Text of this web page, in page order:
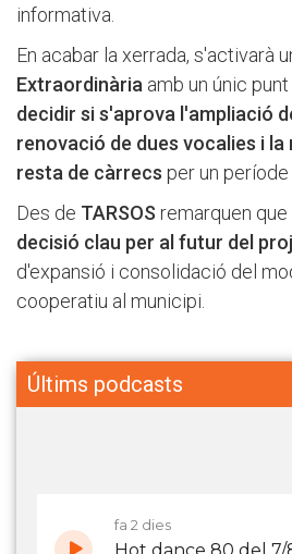
informativa.
En acabar la xerrada, s'activarà
Extraordinària amb un únic
decidir si s'aprova l'ampliació
renovació de dues vocalies i
resta de càrrecs per un
Des de TARSOS remarquen
decisió clau per al futur del
d'expansió i consolidació del
cooperatiu al municipi.
Últims podcasts